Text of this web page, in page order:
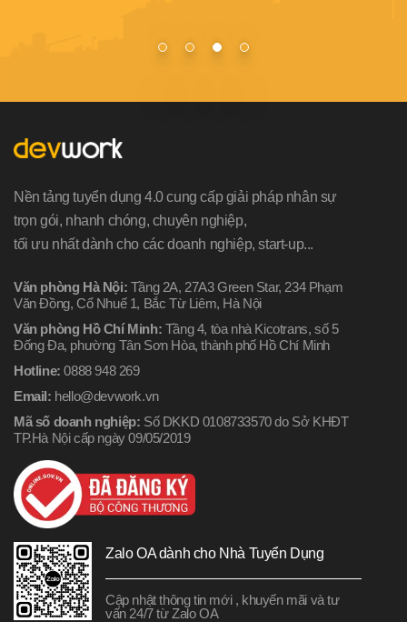
Nền tảng tuyển dụng 4.0 cung cấp giải pháp nhân sự
trọn gói, nhanh chóng, chuyên nghiệp,
tối ưu nhất dành cho các doanh nghiệp, start-up...
Văn phòng Hà Nội: Tầng 2A, 27A3 Green Star, 234 Phạm
Văn Đồng, Cổ Nhuế 1, Bắc Từ Liêm, Hà Nội
Văn phòng Hồ Chí Minh: Tầng 4, tòa nhà Kicotrans, số 5
Đống Đa, phường Tân Sơn Hòa, thành phố Hồ Chí Minh
Hotline: 0888 948 269
Email: hello@devwork.vn
Mã số doanh nghiệp: Số DKKD 0108733570 do Sở KHĐT
TP.Hà Nội cấp ngày 09/05/2019
Zalo OA dành cho Nhà Tuyển Dụng
Cập nhật thông tin mới , khuyến mãi và tư
vấn 24/7 từ Zalo OA